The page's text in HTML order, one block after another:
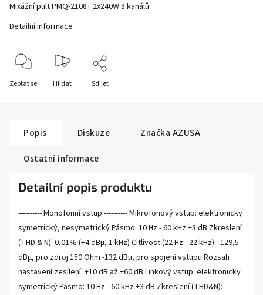
Mixážní pult PMQ-2108+ 2x240W 8 kanálů
Detailní informace
Zeptat se Hlídat Sdílet
Popis Diskuze Značka AZUSA
Ostatní informace
Detailní popis produktu
---------- Monofonní vstup ---------- Mikrofonový vstup: elektronicky
symetrický, nesymetrický Pásmo: 10 Hz - 60 kHz ±3 dB Zkreslení
(THD & N): 0,01% (+4 dBµ, 1 kHz) Citlivost (22 Hz - 22 kHz): -129,5
dBµ, pro zdroj 150 Ohm -132 dBµ, pro spojení vstupu Rozsah
nastavení zesílení: +10 dB až +60 dB Linkový vstup: elektronicky
symetrický Pásmo: 10 Hz - 60 kHz ±3 dB Zkreslení (THD&N):